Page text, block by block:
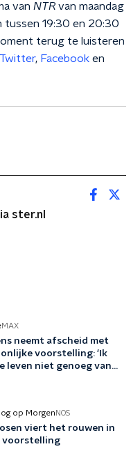
van NTR van maandag
19:30 en 20:30
terug te luisteren
Twitter, Facebook en
ster.nl
MAX
neemt afscheid met
voorstelling: 'Ik
leven niet genoeg van
op Morgen NOS
viert het rouwen in
voorstelling